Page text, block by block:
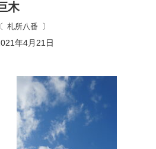
年4月21日
札所八番
木